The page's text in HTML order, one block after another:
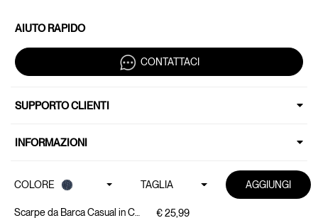
PARTIRE DA €69,99 // SPEDIZIONE SEMPRE
Scarpe da Barca Casual in Canvas € 25,99
COLORE TAGLIA AGGIUNGI
AIUTO RAPIDO
CONTATTACI
SUPPORTO CLIENTI
INFORMAZIONI
BRAND
Copyright © 2026 ALCOTT P.IVA 05647000636 | All Rights Reserved.